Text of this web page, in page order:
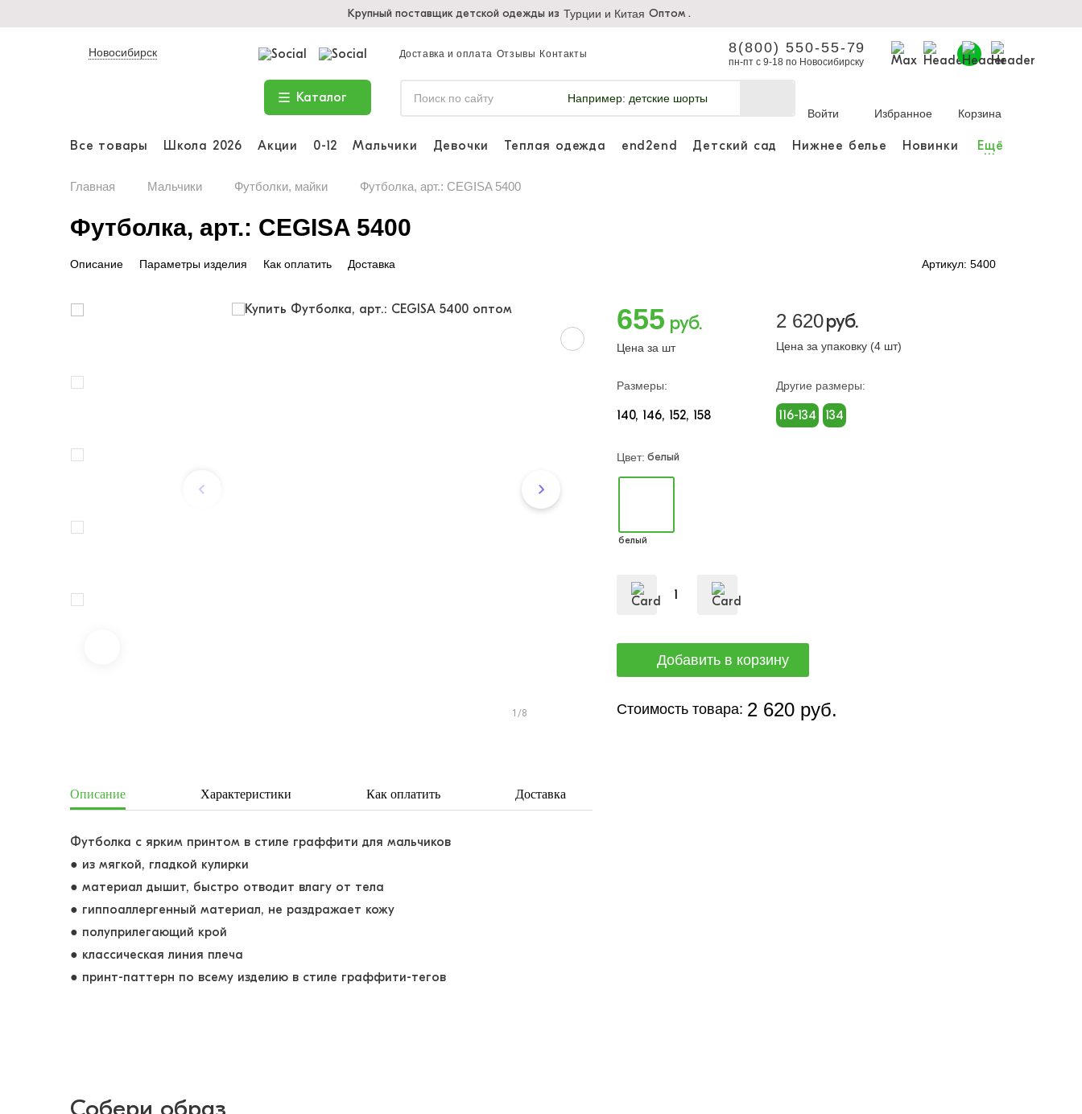
Крупный поставщик детской одежды из Турции и Китая Оптом .
Новосибирск Доставка и оплата Отзывы Контакты 8(800) 550-55-79
пн-пт с 9-18 по Новосибирску
Каталог Например: детские шорты
Войти
Избранное Корзина
Все товары Школа 2026 Акции 0-12 Мальчики Девочки Теплая одежда end2end Детский сад Нижнее белье Новинки Ещё
...
Главная Мальчики Футболки, майки Футболка, арт.: CEGISA 5400
Футболка, арт.: CEGISA 5400
Описание Параметры изделия Как оплатить Доставка Артикул: 5400
1/8
655 руб.
Цена за шт
2 620руб.
Цена за упаковку (4 шт)
Размеры:
140 146 152 158
Другие размеры:
116-134 134
Цвет: белый
белый
Стоимость товара: 2 620 руб.
Описание Характеристики Как оплатить Доставка
Футболка с ярким принтом в стиле граффити для мальчиков
● из мягкой, гладкой кулирки
● материал дышит, быстро отводит влагу от тела
● гиппоаллергенный материал, не раздражает кожу
● полуприлегающий крой
● классическаялиния плеча
● принт-паттерн по всему изделию в стиле граффити-тегов